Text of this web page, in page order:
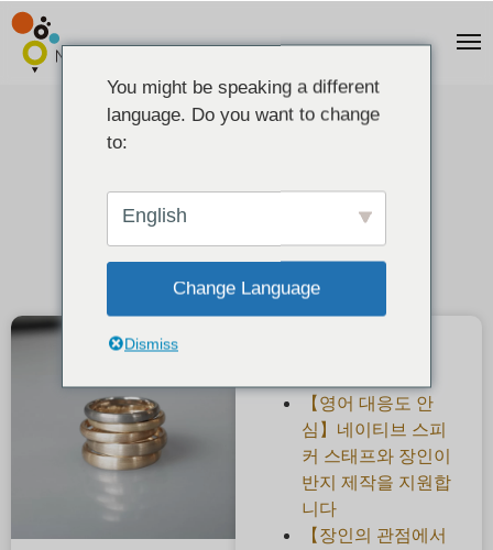
반지 소재(귀금속)에 대해서
【영어 대응도 안
심】네이티브 스피
커 스태프와 장인이
반지 제작을 지원합
니다
【장인의 관점에서
You might be speaking a different
language. Do you want to change
to:
English
Change Language
Dismiss